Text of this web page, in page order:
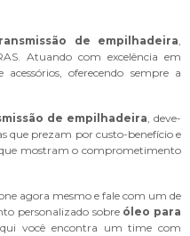
de empilhadeira,
Atuando com excelência em
oferecendo sempre a
de empilhadeira, deve-
que prezam por custo-benefício e
mostram o comprometimento
agora mesmo e fale com um de
personalizado sobre óleo para
você encontra um time com